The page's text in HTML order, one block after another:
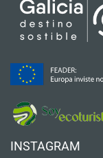
INSTAGRAM